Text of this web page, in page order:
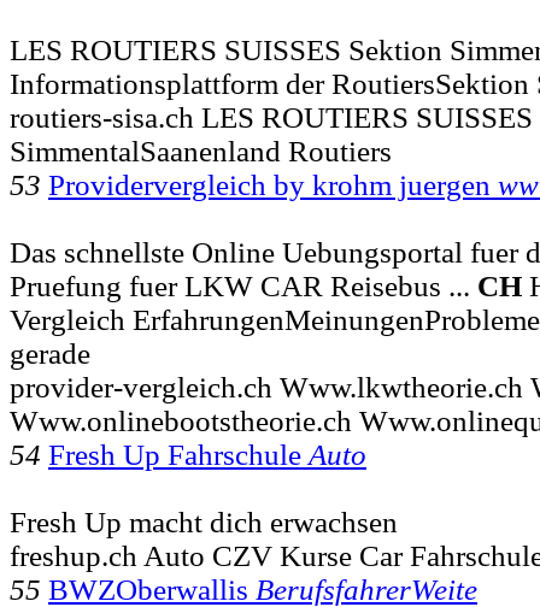
LES ROUTIERS SUISSES Sektion
Informationsplattform der RoutiersSektion
routiers-sisa.ch LES ROUTIERS
SimmentalSaanenland Routiers
53 Providervergleich by krohm juergen
Das schnellste Online Uebungsportal fuer
Pruefung fuer LKW CAR Reisebus ... CH
Vergleich
gerade
provider-vergleich.ch Www.lkwtheorie.ch
Www.onlinebootstheorie.ch
54 Fresh Up Fahrschule Auto
Fresh Up macht dich erwachsen
freshup.ch Auto CZV Kurse Car
55 BWZOberwallis BerufsfahrerWeite